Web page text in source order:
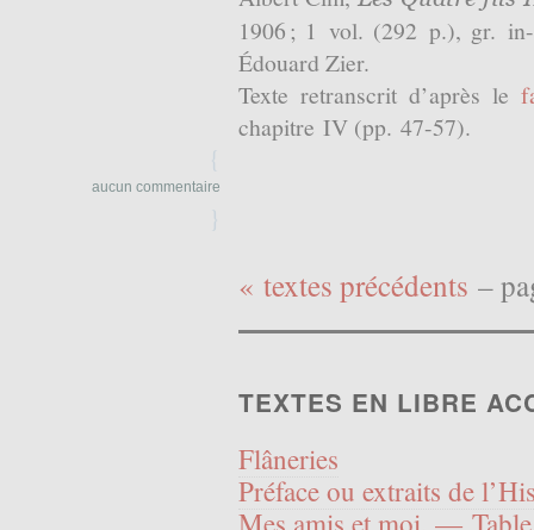
1906 ; 1 vol. (292 p.), gr.
Édouard Zier.
Texte retranscrit d’après le
chapitre IV (pp. 47-57).
{
aucun commentaire
}
« textes précédents –
TEXTES EN LIBRE
Flâneries
Préface ou extraits de
Mes amis et moi. — Table